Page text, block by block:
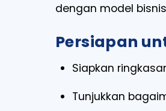
dengan model
Persiapan
Siapkan
Tunjukkan